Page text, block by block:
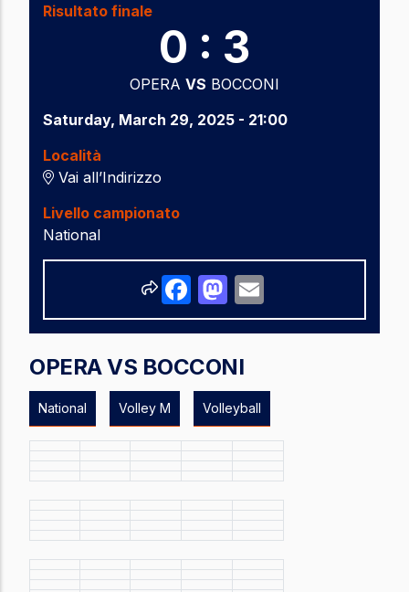
OPERA VS BOCCONI
National Volley M Volleyball
Risultato finale
0 : 3
OPERA VS BOCCONI
Saturday, March 29, 2025 - 21:00
Località
Vai all’Indirizzo
Livello campionato
National
FacebookMastodon
Share